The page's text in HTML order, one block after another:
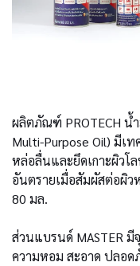
ผลิตภัณฑ์ PROTECH น้
Multi-Purpose Oil) มีเ
หล่อลื่นและยึดเกาะผิว
อันตรายเมื่อสัมผัสต่อผิ
80 มล.
ส่วนแบรนด์ MASTER
ความหอม สะอาด ปลอด